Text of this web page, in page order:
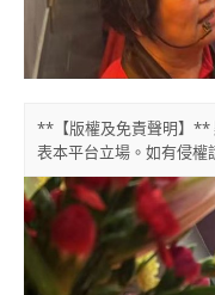
**【版權及免責聲明】**
表本平台立場。如有侵權